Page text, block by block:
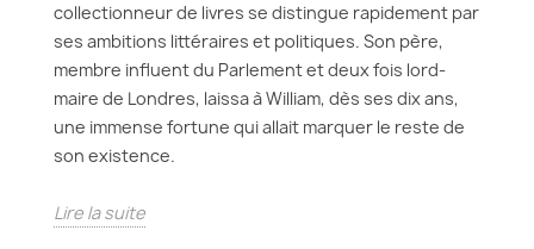
collectionneur de livres se distingue rapidement par
ses ambitions littéraires et politiques. Son père,
membre influent du Parlement et deux fois lord-
maire de Londres, laissa à William, dès ses dix ans,
une immense fortune qui allait marquer le reste de
son existence.
Lire la suite